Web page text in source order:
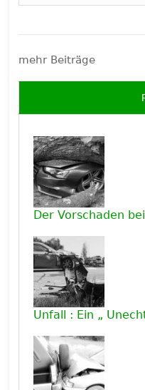
mehr Beiträge
Der Vorschaden
Unfall : Ein „